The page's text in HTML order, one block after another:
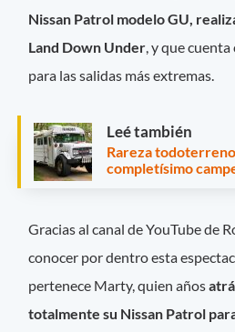
Nissan Patrol modelo GU,
Land Down Under , y que
para las salidas más extremas.
Leé también
Rareza
completísimo
Gracias al canal de YouTube de
conocer por dentro esta
pertenece Marty, quien años
totalmente su Nissan Patrol